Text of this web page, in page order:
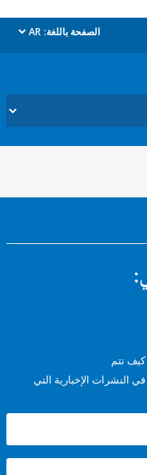
الصفحة باللغة: AR
dropdown
الإخبارية التي